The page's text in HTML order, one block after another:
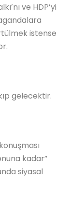
ve HDP’yi
istense
gelecektir.
kadar”
siyasal